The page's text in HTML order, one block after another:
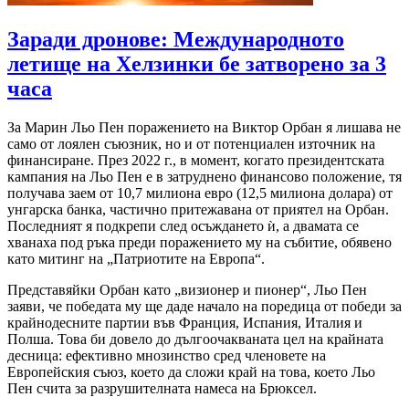
Заради дронове: Международното
летище на Хелзинки бе затворено за 3
часа
За Марин Льо Пен поражението на Виктор Орбан я лишава не
само от лоялен съюзник, но и от потенциален източник на
финансиране. През 2022 г., в момент, когато президентската
кампания на Льо Пен е в затруднено финансово положение, тя
получава заем от 10,7 милиона евро (12,5 милиона долара) от
унгарска банка, частично притежавана от приятел на Орбан.
Последният я подкрепи след осъждането ѝ, а двамата се
хванаха под ръка преди поражението му на събитие, обявено
като митинг на „Патриотите на Европа“.
Представяйки Орбан като „визионер и пионер“, Льо Пен
заяви, че победата му ще даде начало на поредица от победи за
крайнодесните партии във Франция, Испания, Италия и
Полша. Това би довело до дългоочакваната цел на крайната
десница: ефективно мнозинство сред членовете на
Европейския съюз, което да сложи край на това, което Льо
Пен счита за разрушителната намеса на Брюксел.